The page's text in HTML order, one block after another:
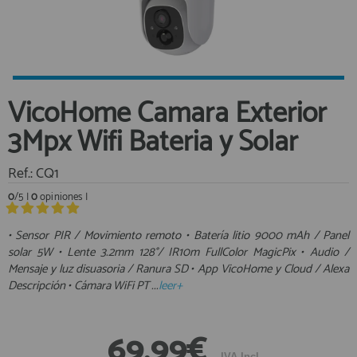
Libros
Mantenimiento y Limpieza
Motores
Navegacion
Neveras y Termos
Seguridad
Vela y Maniobra
Submarinismo
Al crear una cuenta en francobordo.com podrás realizar tus
compras rápidamente en nuestra tienda virtual, revisar el estado de
tus pedidos y consultar tus operaciones anteriores.
registro cliente
Área profesionales
Regístrate y aprovecha los descuentos y ventajas de ser
Únete ya a los mas de de 500 Profesionales de la Náutica
VicoHome Camara Exterior
3Mpx Wifi Bateria y Solar
Ref.: CQ1
0/5 |0opiniones |
• Sensor PIR / Movimiento remoto • Batería litio 9000 mAh / Panel
solar 5W • Lente 3.2mm 128°/ IR10m FullColor MagicPix • Audio /
Mensaje y luz disuasoria / Ranura SD • App VicoHome y Cloud / Alexa
Descripción • Cámara WiFi PT ...leer+